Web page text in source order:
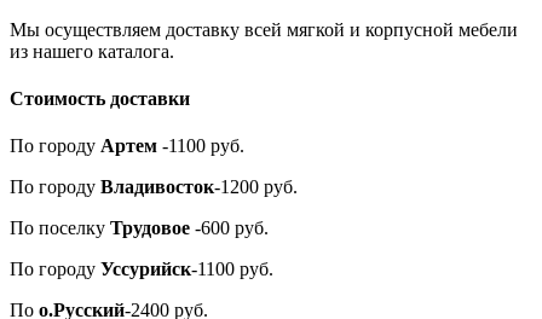
Мы осуществляем доставку всей мягкой и корпусной мебели
из нашего каталога.
Стоимость доставки
По городу Артем -1100 руб.
По городу Владивосток-1200 руб.
По поселку Трудовое -600 руб.
По городу Уссурийск-1100 руб.
По о.Русский-2400 руб.